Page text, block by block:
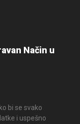
Način u
bi se svako
i uspešno